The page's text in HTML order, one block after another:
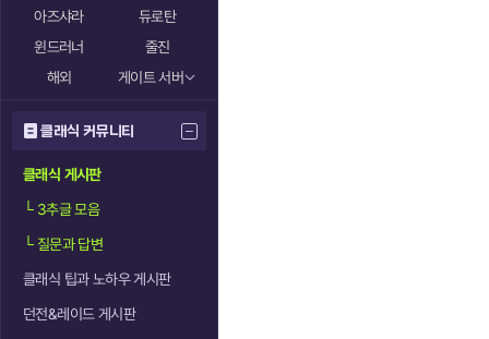
아즈샤라
듀로탄
윈드러너
줄진
해외
게이트 서버
클래식 커뮤니티
클래식 게시판
└3추글 모음
└질문과 답변
클래식 팁과 노하우 게시판
던전&레이드 게시판